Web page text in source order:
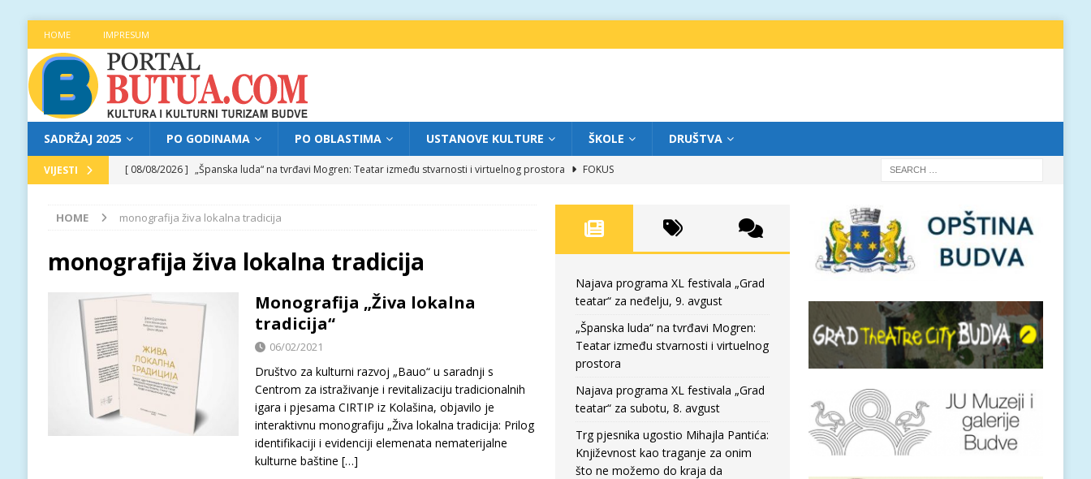
HOME IMPRESUM
SADRŽAJ 2025 PO GODINAMA PO OBLASTIMA USTANOVE KULTURE ŠKOLE DRUŠTVA
VIJESTI [ 08/08/2026 ] „Španska luda“ na tvrđavi Mogren: Teatar između stvarnosti i virtuelnog prostora
FOKUS
[ 07/08/2026 ] Trg pjesnika ugostio Mihajla Pantića: Književnost kao traganje za onim što ne možemo do kraja da dokučimo
FOKUS
[ 06/08/2026 ]
Najava programa XL festivala „Grad teatar“ za petak, 7. avgust
[ 08/08/2026 ] Najava programa XL festivala „Grad teatar“ za neđelju, 9. avgust
HOME monografija živa lokalna tradicija
monografija živa lokalna tradicija
Monografija „Živa lokalna
tradicija“
06/02/2021
Društvo za kulturni razvoj „Bauo“ u saradnji s
Centrom za istraživanje i revitalizaciju tradicionalnih
igara i pjesama CIRTIP iz Kolašina, objavilo je
interaktivnu monografiju „Živa lokalna tradicija: Prilog
identifikaciji i evidenciji elemenata nematerijalne
kulturne baštine […]
Najava programa XL festivala „Grad
teatar“ za neđelju, 9. avgust
„Španska luda“ na tvrđavi Mogren:
Teatar između stvarnosti i virtuelnog
prostora
Najava programa XL festivala „Grad
teatar“ za subotu, 8. avgust
Trg pjesnika ugostio Mihajla Pantića:
Književnost kao traganje za onim
što ne možemo do kraja da